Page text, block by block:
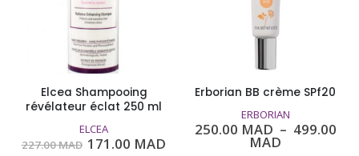
Elcea Shampooing
révélateur éclat 250 ml
ELCEA
227.00MAD Le
171.00 MAD
Erborian BB crème SPf20
ERBORIAN
250.00 MAD – 499.00
MAD